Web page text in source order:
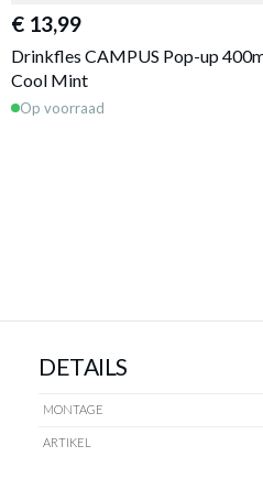
€ 13,99
Drinkfles CAMPUS Pop-up
Cool Mint
Op voorraad
DETAILS
MONTAGE
ARTIKEL